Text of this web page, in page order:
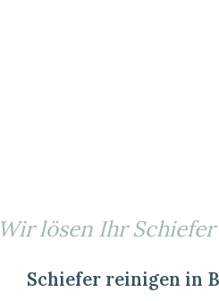
Wir lösen Ihr
Schiefer reinigen in